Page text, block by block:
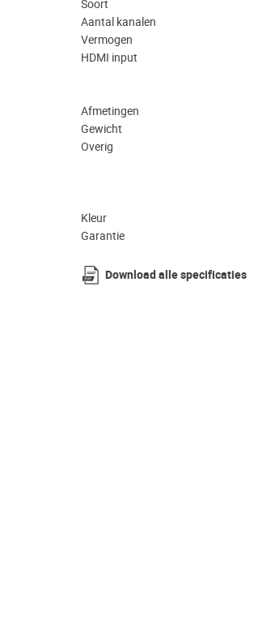
Soort
Aantal kanalen
Vermogen
HDMI input
Afmetingen
Gewicht
Overig
Kleur
Garantie
Download alle specificaties